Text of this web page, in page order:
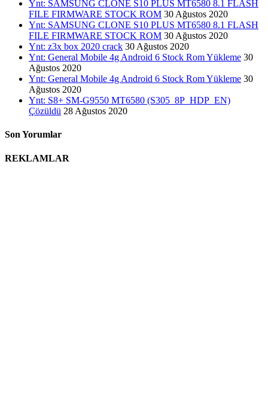
Ynt: SAMSUNG CLONE S10 PLUS MT6580 8.1 FLASH
FILE FIRMWARE STOCK ROM 30 Ağustos 2020
Ynt: SAMSUNG CLONE S10 PLUS MT6580 8.1 FLASH
FILE FIRMWARE STOCK ROM 30 Ağustos 2020
Ynt: z3x box 2020 crack 30 Ağustos 2020
Ynt: General Mobile 4g Android 6 Stock Rom Yükleme 30
Ağustos 2020
Ynt: General Mobile 4g Android 6 Stock Rom Yükleme 30
Ağustos 2020
Ynt: S8+ SM-G9550 MT6580 (S305_8P_HDP_EN)
Çözüldü 28 Ağustos 2020
Son Yorumlar
REKLAMLAR